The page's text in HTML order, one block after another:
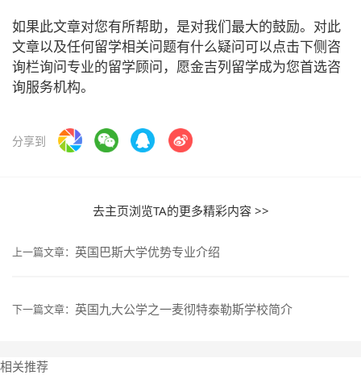
如果此文章对您有所帮助，是对我们最大的鼓励。对此
文章以及任何留学相关问题有什么疑问可以点击下侧咨
询栏询问专业的留学顾问，愿金吉列留学成为您首选咨
询服务机构。
分享到
去主页浏览TA的更多精彩内容 >>
上一篇文章： 英国巴斯大学优势专业介绍
下一篇文章： 英国九大公学之一麦彻特泰勒斯学校简介
相关推荐